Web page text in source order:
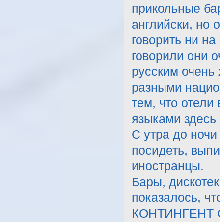
прикольные
английски, но
говорить ни
говорили они
русским
разными
тем, что
языками здесь
С утра до
посидеть,
иностранцы.
Бары,
показалось,